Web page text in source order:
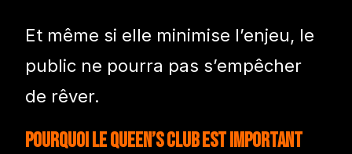
Et même si elle minimise l’enjeu, le
public ne pourra pas s’empêcher
de rêver.
Pourquoi le Queen’s Club est important